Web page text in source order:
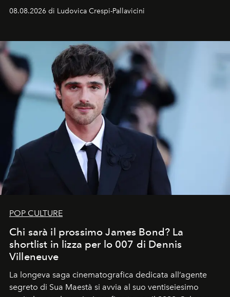
Sarà il momento in cui gli occhi si alzano verso la volta
celeste per seguire il passaggio delle
all’universo i desideri più segreti
08.08.2026 di Ludovica Crespi-Pallavicini
POP CULTURE
Chi sarà il prossimo James Bond? La
shortlist in lizza per lo 007 di Dennis
Villeneuve
La longeva saga cinematografica dedicata all’agente
segreto di Sua Maestà si avvia al suo ventiseiesimo